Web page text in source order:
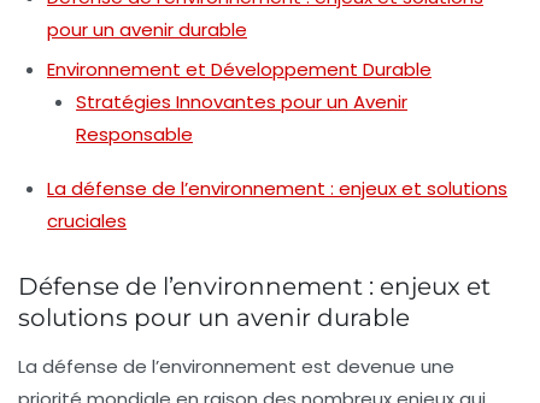
pour un avenir durable
Environnement et Développement Durable
Stratégies Innovantes pour un Avenir
Responsable
La défense de l’environnement : enjeux et solutions
cruciales
Défense de l’environnement : enjeux et
solutions pour un avenir durable
La défense de l’environnement est devenue une